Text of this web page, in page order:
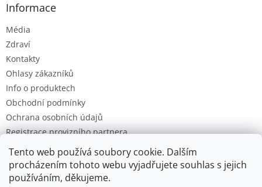
Tento web používá soubory cookie. Dalším
procházením tohoto webu vyjadřujete souhlas s jejich
používáním, děkujeme.
Informace
Média
Zdraví
Kontakty
Ohlasy zákazníků
Info o produktech
Obchodní podmínky
Ochrana osobních údajů
Registrace provizního partnera
Provizní systém